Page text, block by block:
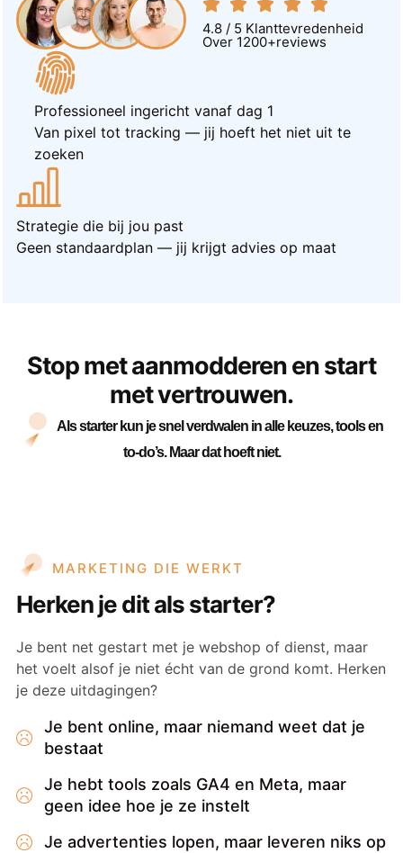
4.8 / 5 Klanttevredenheid
Over 1200+reviews
Professioneel ingericht vanaf dag 1
Van pixel tot tracking — jij hoeft het niet uit te
zoeken
Strategie die bij jou past
Geen standaardplan — jij krijgt advies op maat
Stop met aanmodderen en start
met vertrouwen.
Als starter kun je snel verdwalen in alle keuzes, tools en
to-do’s. Maar dat hoeft niet.
MARKETING DIE WERKT
Herken je dit als starter?
Je bent net gestart met je webshop of dienst, maar
het voelt alsof je niet écht van de grond komt. Herken
je deze uitdagingen?
Je bent online, maar niemand weet dat je
bestaat
Je hebt tools zoals GA4 en Meta, maar
geen idee hoe je ze instelt
Je advertenties lopen, maar leveren niks op